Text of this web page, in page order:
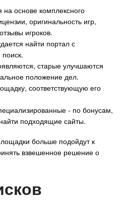
основе комплексного
оригинальность игр,
игроков.
найти портал с
старые улучшаются
положение дел.
соответствующую его
- по бонусам,
подходящие сайты.
больше подойдут к
взвешенное решение о